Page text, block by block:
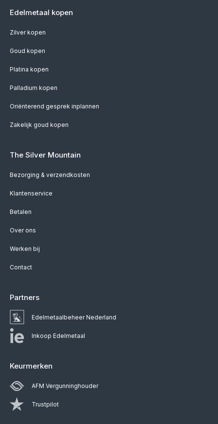
Edelmetaal kopen
Zilver kopen
Goud kopen
Platina kopen
Palladium kopen
Oriënterend gesprek inplannen
Zakelijk goud kopen
The Silver Mountain
Bezorging & verzendkosten
Klantenservice
Betalen
Over ons
Werken bij
Contact
Partners
Edelmetaalbeheer Nederland
Inkoop Edelmetaal
Keurmerken
AFM Vergunninghouder
Trustpilot